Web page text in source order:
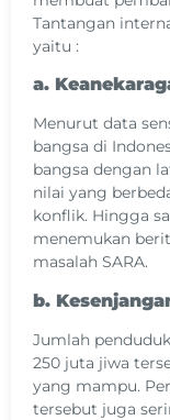
Tantangan
yaitu :
a.
Menurut data
bangsa di
bangsa dengan
nilai yang
konflik. Hingga
menemukan
masalah SARA.
b.
Jumlah
250 juta jiwa
yang mampu.
tersebut juga